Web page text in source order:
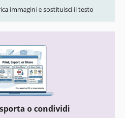
immagini e sostituisci il testo
o condividi